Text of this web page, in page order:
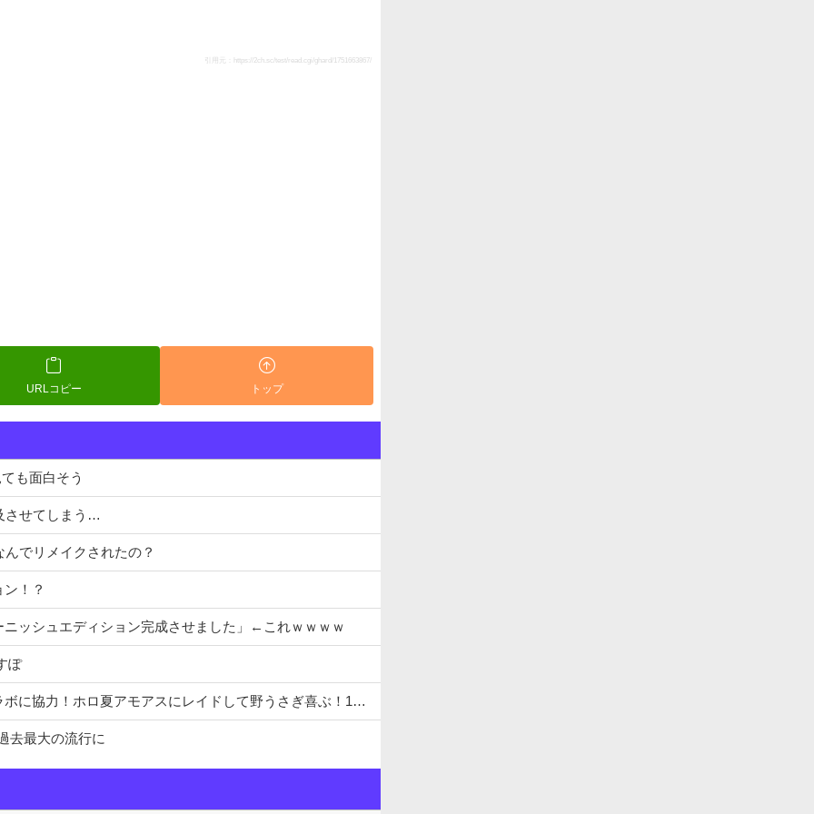
引用元： https://2ch.sc/test/read.cgi/ghard/1751663867/
URLコピー トップ
も面白そう
させてしまう…
でリメイクされたの？
！？
ッシュエディション完成させました」←これｗｗｗｗ
ぽ
にレイドして野うさぎ喜ぶ！1時間で切り上げた飲酒配信の気になる続きは「メン限」
去最大の流行に